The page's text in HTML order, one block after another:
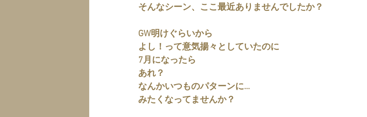
そんなシーン、ここ最近ありませんでしたか？
GW明けぐらいから
よし！って意気揚々としていたのに
7月になったら
あれ？
なんかいつものパターンに…
みたくなってませんか？